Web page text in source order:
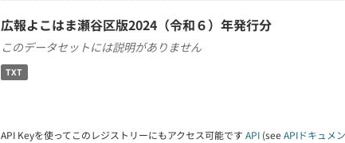
広報よこはま瀬谷区版2024（令和６）年発行分
このデータセットには説明がありません
TXT
API Keyを使ってこのレジストリーにもアクセス可能です API (see APIドキュメ